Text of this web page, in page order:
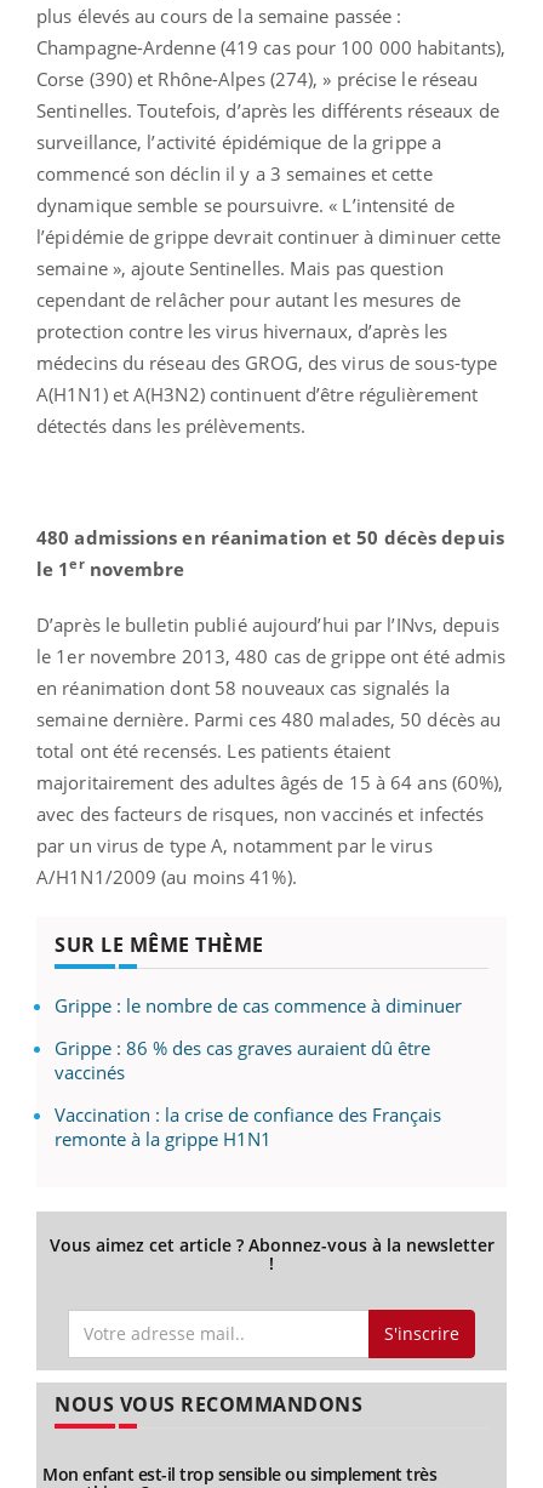
plus élevés au cours de la semaine passée :
Champagne-Ardenne (419 cas pour 100 000 habitants),
Corse (390) et Rhône-Alpes (274), » précise le réseau
Sentinelles. Toutefois, d’après les différents réseaux de
surveillance, l’activité épidémique de la grippe a
commencé son déclin il y a 3 semaines et cette
dynamique semble se poursuivre. « L’intensité de
l’épidémie de grippe devrait continuer à diminuer cette
semaine », ajoute Sentinelles. Mais pas question
cependant de relâcher pour autant les mesures de
protection contre les virus hivernaux, d’après les
médecins du réseau des GROG, des virus de sous-type
A(H1N1) et A(H3N2) continuent d’être régulièrement
détectés dans les prélèvements.
480 admissions en réanimation et 50 décès depuis
le 1ernovembre
D’après le bulletin publié aujourd’hui par l’INvs, depuis
le 1er novembre 2013, 480 cas de grippe ont été admis
en réanimation dont 58 nouveaux cas signalés la
semaine dernière. Parmi ces 480 malades, 50 décès au
total ont été recensés. Les patients étaient
majoritairement des adultes âgés de 15 à 64 ans (60%),
avec des facteurs de risques, non vaccinés et infectés
par un virus de type A, notamment par le virus
A/H1N1/2009 (au moins 41%).
SUR LE MÊME THÈME
Grippe : le nombre de cas commence à diminuer
Grippe : 86 % des cas graves auraient dû être
vaccinés
Vaccination : la crise de confiance des Français
remonte à la grippe H1N1
Vous aimez cet article ? Abonnez-vous à la newsletter
!
S'inscrire
NOUS VOUS RECOMMANDONS
Mon enfant est-il trop sensible ou simplement très